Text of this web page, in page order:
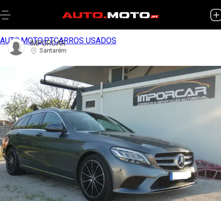
AUTO.MOTO.PTCARROS USADOS
IMPORCAR
Santarém